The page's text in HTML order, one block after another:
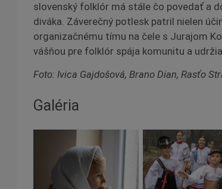
slovenský folklór má stále čo povedať a
diváka. Záverečný potlesk patril nielen
organizačnému tímu na čele s Jurajom
vášňou pre folklór spája komunitu a
Foto: Ivica Gajdošová, Brano Dian, Rasťo
Galéria